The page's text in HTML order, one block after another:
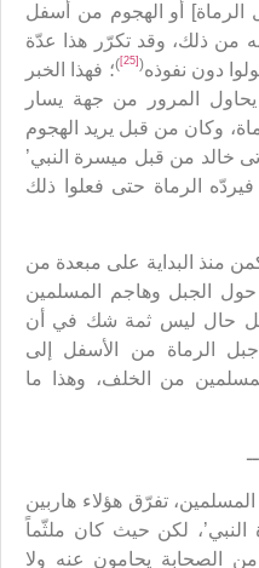
أو الهجوم من أسفل
من ذلك، وقد تكرّر هذا عدّة
دون نفوذه(
[25]
)؛ فهذا الخبر
المرور من جهة يسار
وكان من قبل يريد الهجوم
خالد من قبل ميسرة النبي’
الرماة حتى فعلوا ذلك
منذ البداية على مبعدة من
حول الجبل وهاجم المسلمين
حال ليس ثمة شك في أن
الرماة من الأسفل إلى
من الخلف، وهذا ما
تفرّق هؤلاء هاربين
لكن حيث كان ملثّماً
الصحابة يحامون عنه ولا